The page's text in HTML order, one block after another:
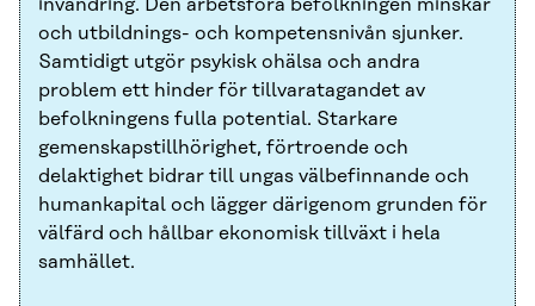
invandring. Den arbetsföra befolkningen minskar
och utbildnings- och kompetensnivån sjunker.
Samtidigt utgör psykisk ohälsa och andra
problem ett hinder för tillvaratagandet av
befolkningens fulla potential. Starkare
gemenskapstillhörighet, förtroende och
delaktighet bidrar till ungas välbefinnande och
humankapital och lägger därigenom grunden för
välfärd och hållbar ekonomisk tillväxt i hela
samhället.